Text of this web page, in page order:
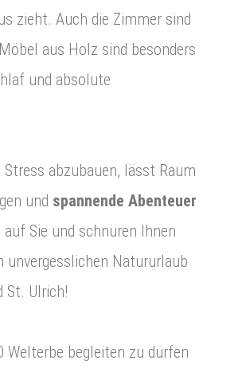
zieht. Auch die Zimmer sind
aus Holz sind besonders
und absolute
abzubauen, lässt Raum
und spannende Abenteuer
Sie und schnüren Ihnen
unvergesslichen Natururlaub
St. Ulrich!
Welterbe begleiten zu dürfen